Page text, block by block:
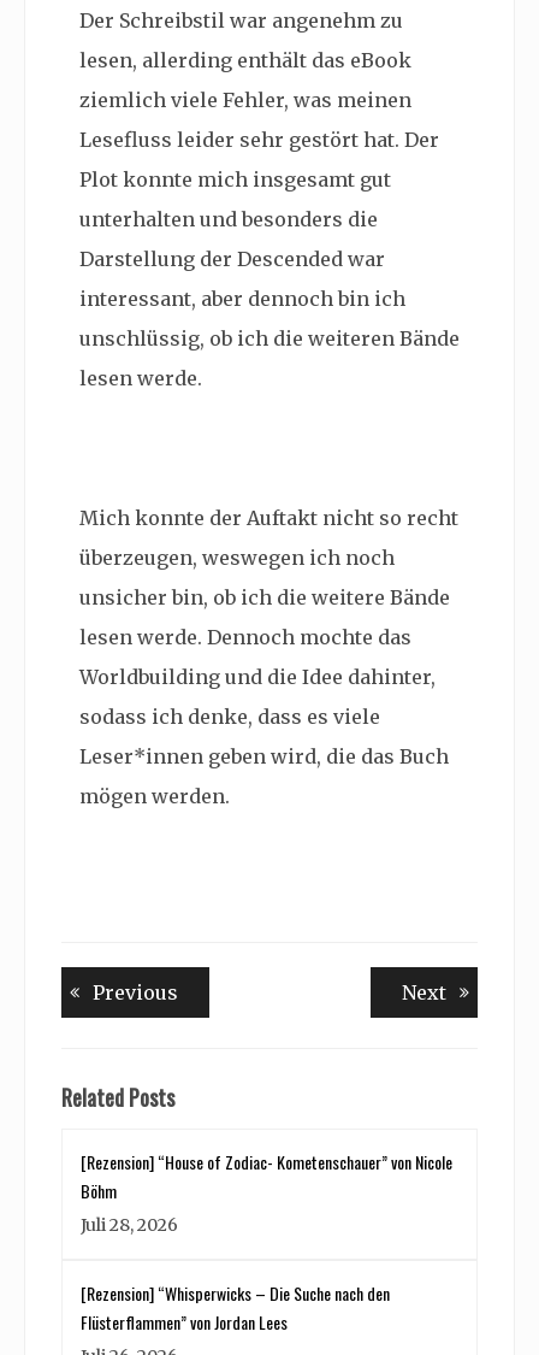
Der Schreibstil war angenehm zu
lesen, allerding enthält das eBook
ziemlich viele Fehler, was meinen
Lesefluss leider sehr gestört hat. Der
Plot konnte mich insgesamt gut
unterhalten und besonders die
Darstellung der Descended war
interessant, aber dennoch bin ich
unschlüssig, ob ich die weiteren Bände
lesen werde.
Mich konnte der Auftakt nicht so recht
überzeugen, weswegen ich noch
unsicher bin, ob ich die weitere Bände
lesen werde. Dennoch mochte das
Worldbuilding und die Idee dahinter,
sodass ich denke, dass es viele
Leser*innen geben wird, die das Buch
mögen werden.
Beitragsnavigation
Previous NextNext
Related Posts
[Rezension] “House of Zodiac- Kometenschauer” von Nicole
Böhm
Juli 28, 2026
[Rezension] “Whisperwicks – Die Suche nach den
Flüsterflammen” von Jordan Lees